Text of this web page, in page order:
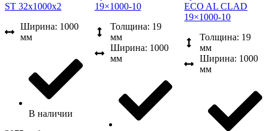
ST 32x1000x2
Ширина: 1000
мм
В наличии
19×1000-10
Толщина: 19
мм
Ширина: 1000
мм
ECO AL CLAD
19×1000-10
Толщина: 19
мм
Ширина: 1000
мм